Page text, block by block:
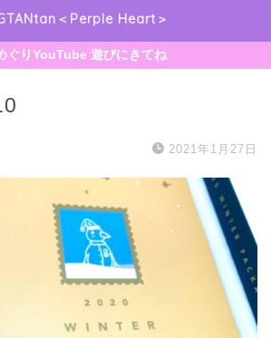
＜Perple Heart＞
ぐりYouTube 遊びにきてね
2021年1月27日